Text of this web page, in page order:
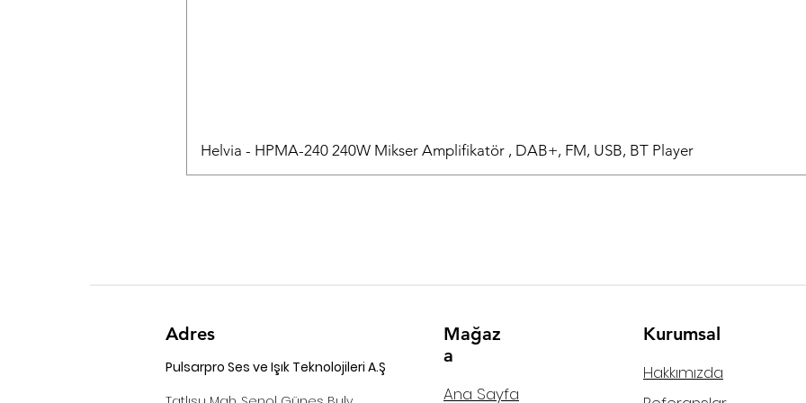
Helvia - HPMA-240 240W Mikser Amplifikatör , DAB+, FM, USB, BT Player
Adres
Mağaz
a
Ana Sayfa
Kurumsal
Hakkımızda
Pulsarpro Ses ve Işık Teknolojileri A.Ş